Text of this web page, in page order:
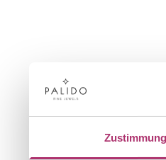
Zustimmung